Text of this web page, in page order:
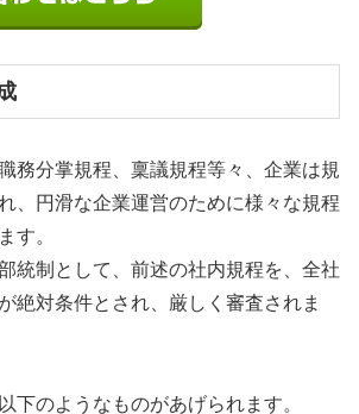
務分掌規程、稟議規程等々、企業は規
、円滑な企業運営のために様々な規程
す。
統制として、前述の社内規程を、全社
絶対条件とされ、厳しく審査されま
下のようなものがあげられます。